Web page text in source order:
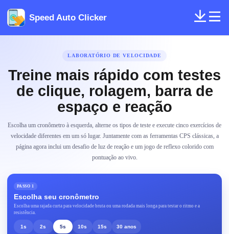
Speed Auto Clicker
LABORATÓRIO DE VELOCIDADE
Treine mais rápido com testes
de clique, rolagem, barra de
espaço e reação
Escolha um cronômetro à esquerda, alterne os tipos de teste e execute cinco exercícios de
velocidade diferentes em um só lugar. Juntamente com as ferramentas CPS clássicas, a
página agora inclui um desafio de luz de reação e um jogo de reflexo colorido com
pontuação ao vivo.
PASSO 1
Escolha seu cronômetro
Escolha uma rajada curta para velocidade bruta ou uma rodada mais longa para testar o ritmo e a
resistência.
1s 2s 5s 10s 15s 30 anos